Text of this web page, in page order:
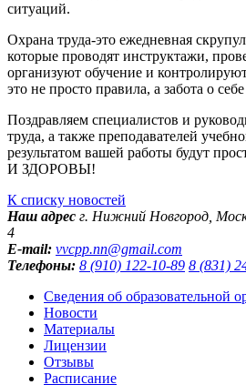
ситуаций.
Охрана труда-это ежедневная
которые проводят инструктажи,
организуют обучение и
это не просто правила, а забота о
Поздравляем специалистов и
труда, а также преподавателей
результатом вашей работы будут
И ЗДОРОВЫ!
К списку новостей
Наш адрес г. Нижний Новгород,
4
E-mail: vvcpp.nn@gmail.com
Телефоны: 8 (910) 122-10-89 8 (831)
Сведения об образовательной
Новости
Материалы
Лицензии
Отзывы
Расписание